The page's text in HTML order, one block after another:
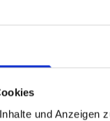
und Anzeigen